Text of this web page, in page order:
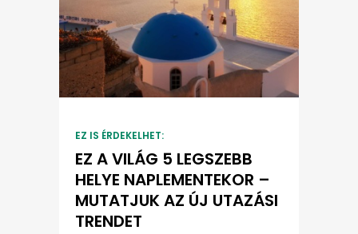
EZ IS ÉRDEKELHET:
EZ A VILÁG 5 LEGSZEBB
HELYE NAPLEMENTEKOR –
MUTATJUK AZ ÚJ UTAZÁSI
TRENDET